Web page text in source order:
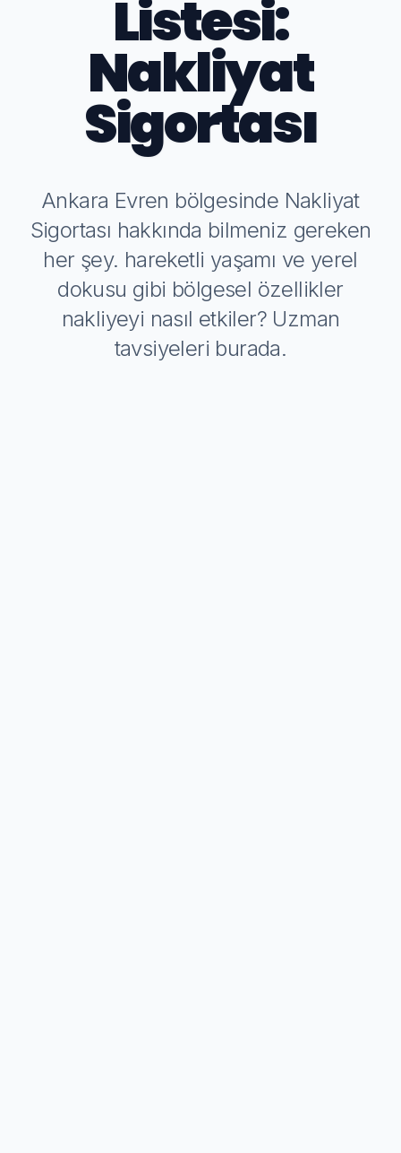
Listesi:
Nakliyat
Sigortası
Ankara Evren bölgesinde Nakliyat
Sigortası hakkında bilmeniz gereken
her şey. hareketli yaşamı ve yerel
dokusu gibi bölgesel özellikler
nakliyeyi nasıl etkiler? Uzman
tavsiyeleri burada.